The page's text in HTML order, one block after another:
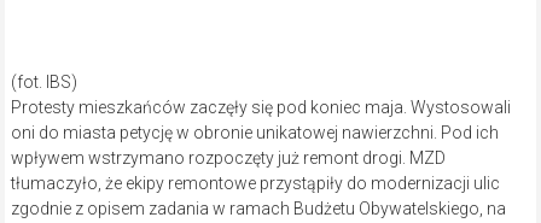
(fot. IBS)
Protesty mieszkańców zaczęły się pod koniec maja. Wystosowali
oni do miasta petycję w obronie unikatowej nawierzchni. Pod ich
wpływem wstrzymano rozpoczęty już remont drogi. MZD
tłumaczyło, że ekipy remontowe przystąpiły do modernizacji ulic
zgodnie z opisem zadania w ramach Budżetu Obywatelskiego, na